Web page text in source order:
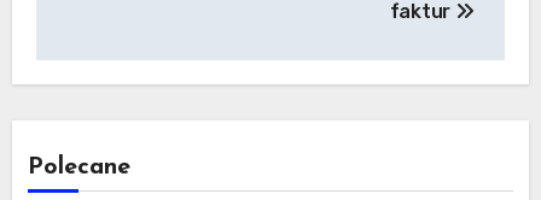
faktur
Polecane